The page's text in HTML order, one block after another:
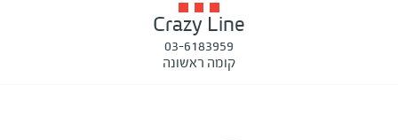
Crazy Line
03-6183959
קומה ראשונה